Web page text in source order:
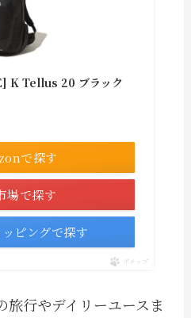
K Tellus 20 ブラック
で探す
場で探す
ピングで探す
ポチップ
旅行やデイリーユースま